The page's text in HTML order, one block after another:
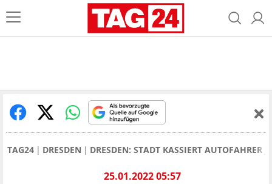
TAG24 DRESDEN DRESDEN: STADT KASSIERT AUTOFAHRER
25.01.2022 05:57